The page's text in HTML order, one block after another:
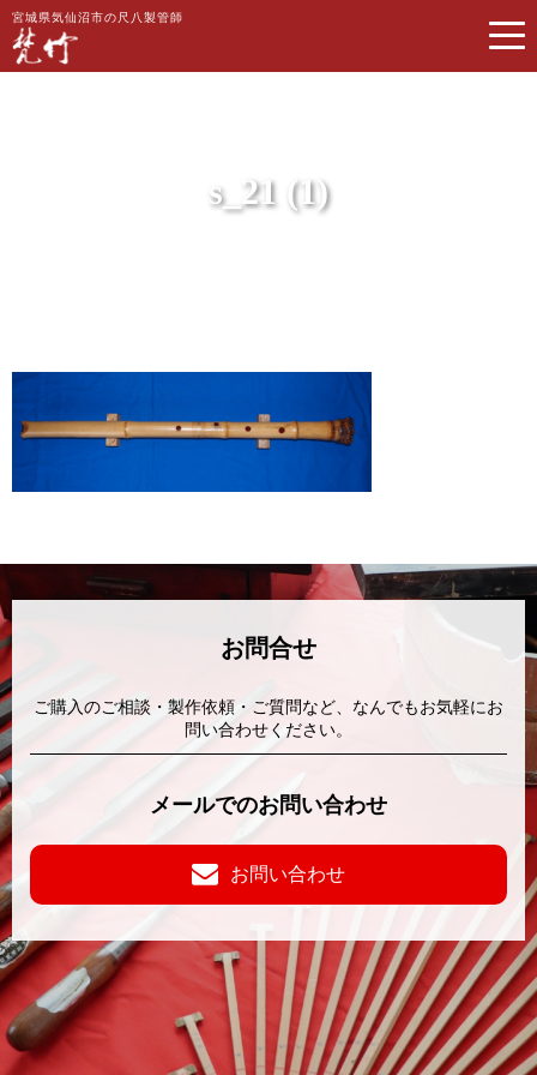
宮城県気仙沼市の尺八製管師
s_21 (1)
お問合せ
ご購入のご相談・製作依頼・ご質問など、なんでもお気軽にお
問い合わせください。
メールでのお問い合わせ
お問い合わせ